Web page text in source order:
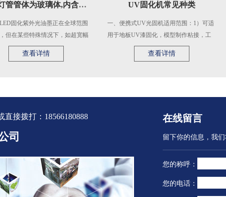
紫外灯管管体为玻璃体,内含水银或特殊元素蒸气,点灯时内电极温
外光油墨正在全球范围
些特殊情况下，如超宽幅
现固化不 ...
查看详情
UV固化机常见种类
一、便携式UV光固机适用范围：1）可适
用于地板UV漆固化，模型制作粘接，工
艺品上光，印刷，科学实验。 ...
查看详情
一、
璃制
的
接拨打：18566180888
司
在线留言
留下你的信息，我
您的称呼：
您的电话：